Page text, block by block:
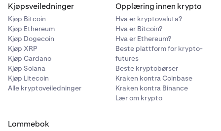
Kjøpsveiledninger
Kjøp Bitcoin
Kjøp Ethereum
Kjøp Dogecoin
Kjøp XRP
Kjøp Cardano
Kjøp Solana
Kjøp Litecoin
Alle kryptoveiledninger
Opplæring innen krypto
Hva er kryptovaluta?
Hva er Bitcoin?
Hva er Ethereum?
Beste plattform for krypto-
futures
Beste kryptobørser
Kraken kontra Coinbase
Kraken kontra Binance
Lær om krypto
Lommebok